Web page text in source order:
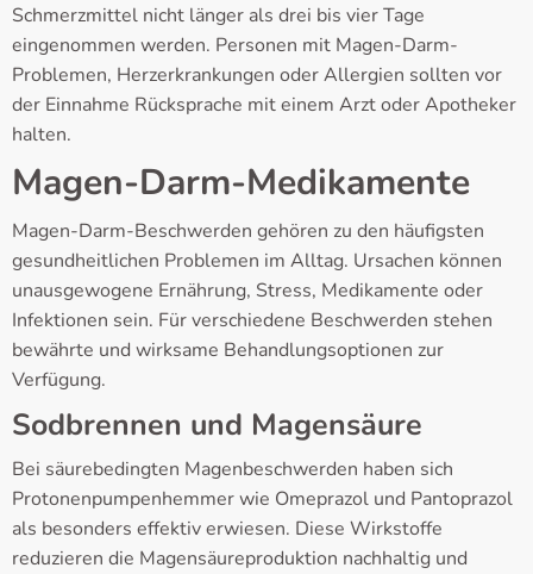
Schmerzmittel nicht länger als drei bis vier Tage
eingenommen werden. Personen mit Magen-Darm-
Problemen, Herzerkrankungen oder Allergien sollten vor
der Einnahme Rücksprache mit einem Arzt oder Apotheker
halten.
Magen-Darm-Medikamente
Magen-Darm-Beschwerden gehören zu den häufigsten
gesundheitlichen Problemen im Alltag. Ursachen können
unausgewogene Ernährung, Stress, Medikamente oder
Infektionen sein. Für verschiedene Beschwerden stehen
bewährte und wirksame Behandlungsoptionen zur
Verfügung.
Sodbrennen und Magensäure
Bei säurebedingten Magenbeschwerden haben sich
Protonenpumpenhemmer wie Omeprazol und Pantoprazol
als besonders effektiv erwiesen. Diese Wirkstoffe
reduzieren die Magensäureproduktion nachhaltig und